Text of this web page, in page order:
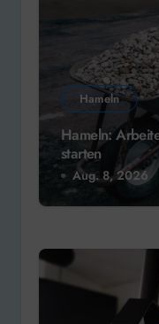
Hameln
Hameln:
starten
Aug. 8, 2026